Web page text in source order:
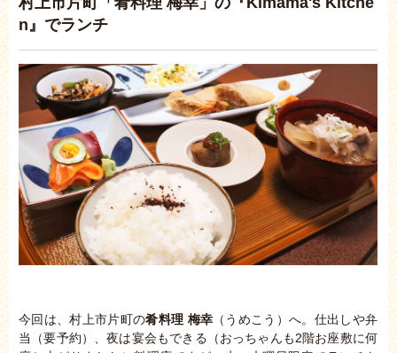
n』でランチ
今回は、村上市片町の肴料理 梅幸 （うめこう）へ。仕出しや弁
当（要予約）、夜は宴会もできる（おっちゃんも2階お座敷に何